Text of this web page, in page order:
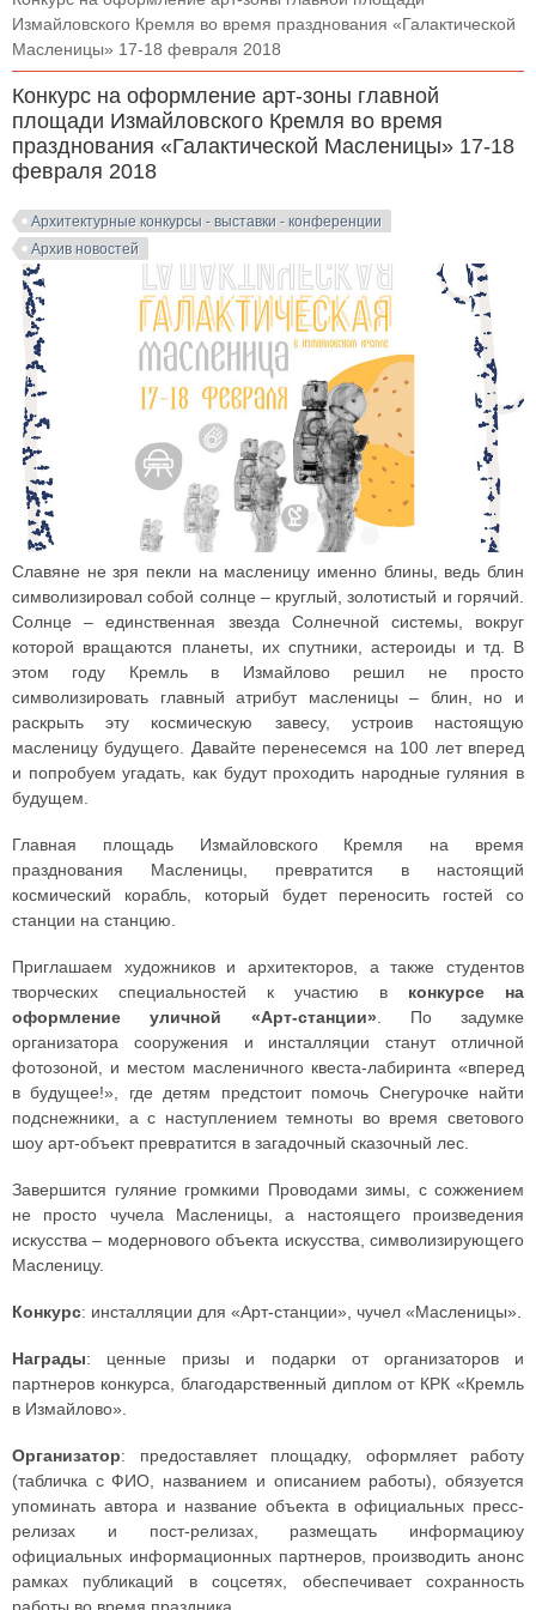
Измайловского Кремля во время празднования «Галактической
Масленицы» 17-18 февраля 2018
Конкурс на оформление арт-зоны главной
площади Измайловского Кремля во время
празднования «Галактической Масленицы» 17-18
февраля 2018
Архитектурные конкурсы - выставки - конференции
Архив новостей
Славяне не зря пекли на масленицу именно блины, ведь блин
символизировал собой солнце – круглый, золотистый и горячий.
Солнце – единственная звезда Солнечной системы, вокруг
которой вращаются планеты, их спутники, астероиды и тд. В
этом году Кремль в Измайлово решил не просто
символизировать главный атрибут масленицы – блин, но и
раскрыть эту космическую завесу, устроив настоящую
масленицу будущего. Давайте перенесемся на 100 лет вперед
и попробуем угадать, как будут проходить народные гуляния в
будущем.
Главная площадь Измайловского Кремля на время
празднования Масленицы, превратится в настоящий
космический корабль, который будет переносить гостей со
станции на станцию.
Приглашаем художников и архитекторов, а также студентов
творческих специальностей к участию в конкурсе на
оформление уличной «Арт-станции» . По задумке
организатора сооружения и инсталляции станут отличной
фотозоной, и местом масленичного квеста-лабиринта «вперед
в будущее!», где детям предстоит помочь Снегурочке найти
подснежники, а с наступлением темноты во время светового
шоу арт-объект превратится в загадочный сказочный лес.
Завершится гуляние громкими Проводами зимы, с сожжением
не просто чучела Масленицы, а настоящего произведения
искусства – модернового объекта искусства, символизирующего
Масленицу.
Конкурс: инсталляции для «Арт-станции», чучел «Масленицы».
Награды: ценные призы и подарки от организаторов и
партнеров конкурса, благодарственный диплом от КРК «Кремль
в Измайлово».
Организатор: предоставляет площадку, оформляет работу
(табличка с ФИО, названием и описанием работы), обязуется
упоминать автора и название объекта в официальных пресс-
релизах и пост-релизах, размещать информациюу
официальных информационных партнеров, производить анонс
рамках публикаций в соцсетях, обеспечивает сохранность
работы во время праздника.